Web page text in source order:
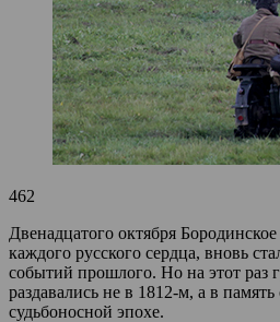
462
Двенадцатого октября
каждого русского сердца, вновь
событий прошлого. Но на этот раз
раздавались не в 1812-м, а в
судьбоносной эпохе.